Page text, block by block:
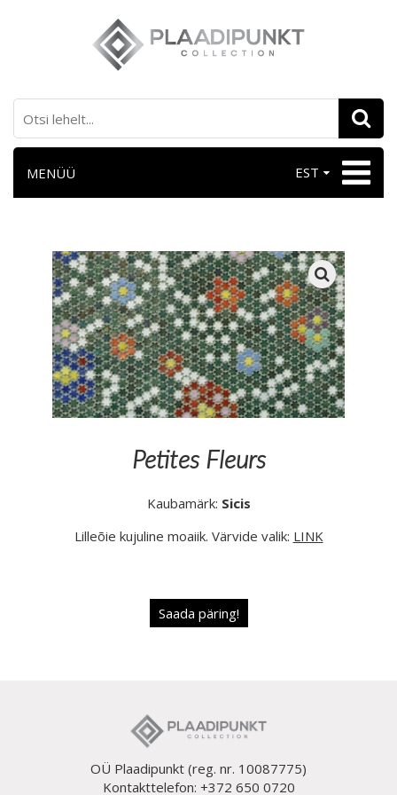
EST
MENÜÜ
Petites Fleurs
Kaubamärk: Sicis
Lilleõie kujuline moaiik. Värvide valik: LINK
Saada päring!
OÜ Plaadipunkt (reg. nr. 10087775)
Kontakttelefon: +372 650 0720